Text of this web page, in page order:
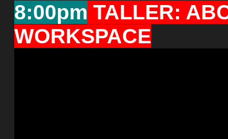
8:00pm TALLER:
WORKSPACE